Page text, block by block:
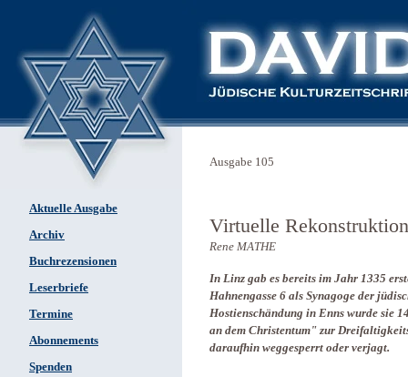
Aktuelle Ausgabe
Archiv
Buchrezensionen
Leserbriefe
Termine
Abonnements
Spenden
Ausgabe 105
Virtuelle
Rene MATHE
In Linz gab es bereits im Jahr 1335
Hahnengasse 6 als Synagoge der
Hostienschändung in Enns wurde sie
an dem Christentum" zur
daraufhin weggesperrt oder verjagt.